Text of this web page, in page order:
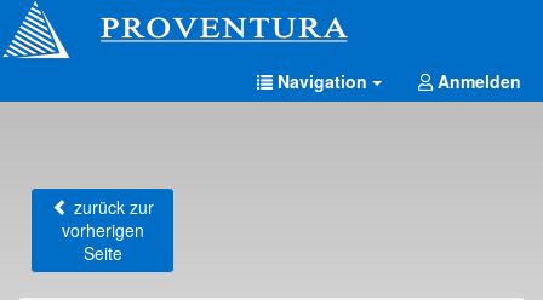
Navigation Anmelden
zurück zur
vorherigen
Seite